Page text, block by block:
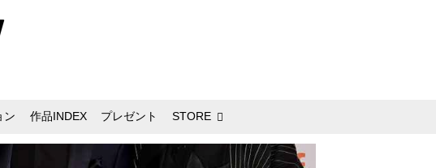
ン 作品INDEX プレゼント STORE